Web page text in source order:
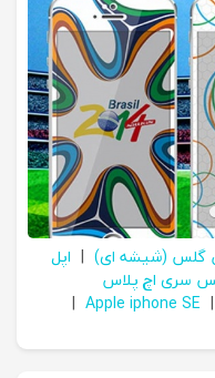
گلس (شیشه ای) | اپل
سری اچ پلاس
|
Apple iphone SE
|